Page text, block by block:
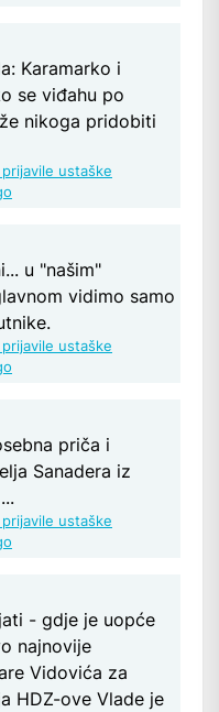
Karamarko i
se viđahu po
nikoga pridobiti
ustaške
u "našim"
vidimo samo
ustaške
priča i
Sanadera iz
ustaške
- gdje je uopće
najnovije
Vidovića za
HDZ-ove Vlade je